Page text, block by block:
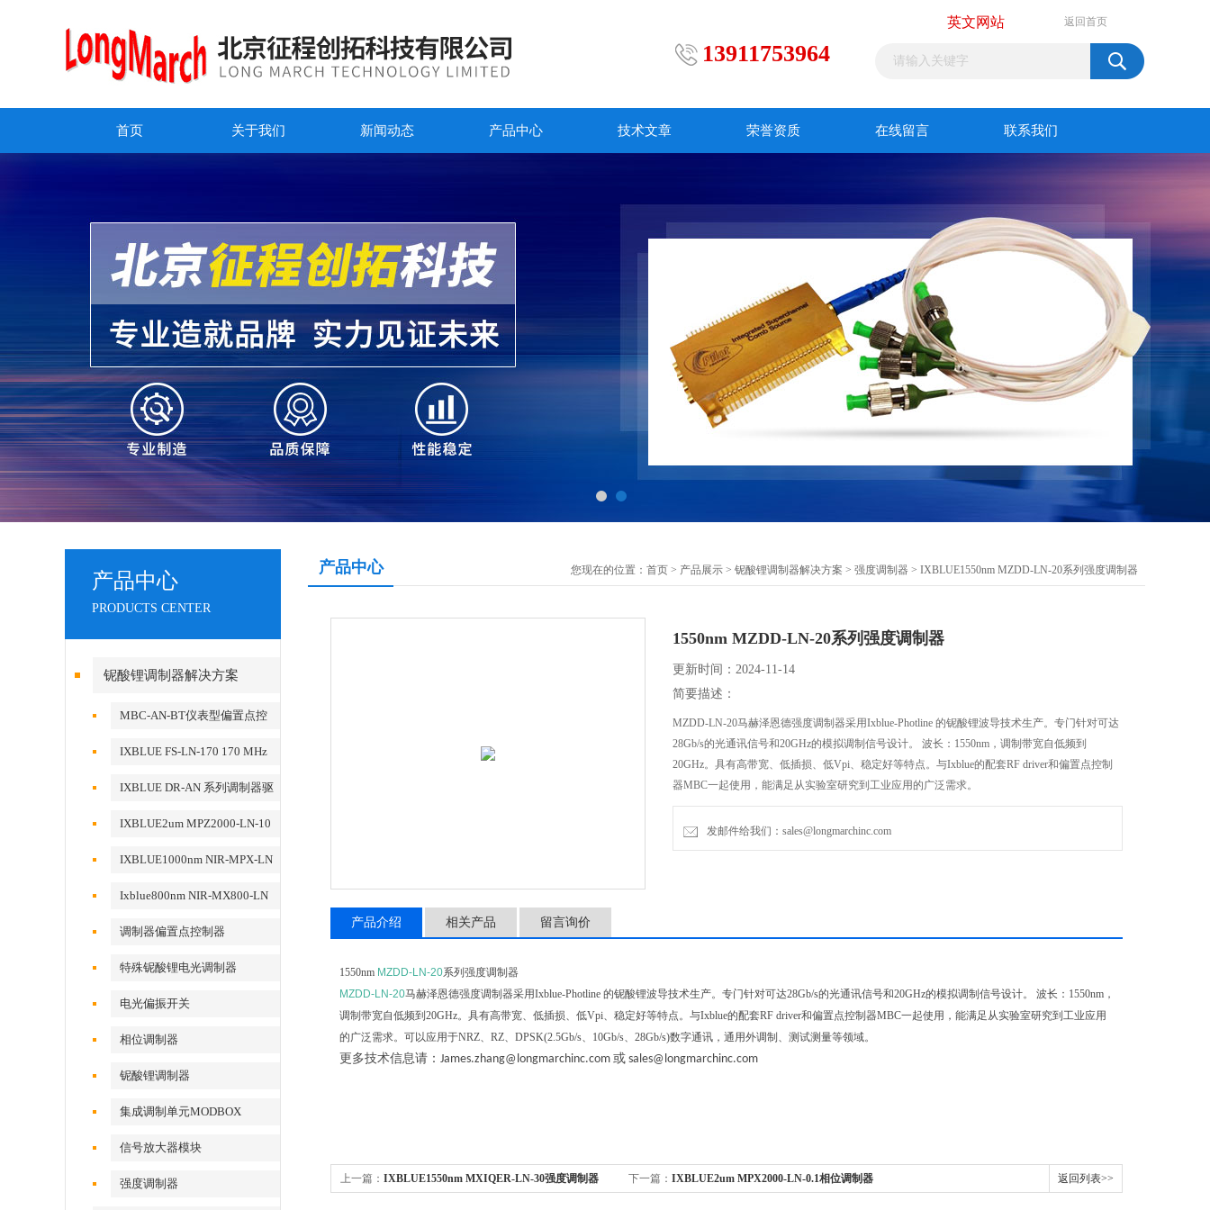
英文网站 返回首页
13911753964
首页 关于我们 新闻动态 产品中心 技术文章 荣誉资质 在线留言 联系我们
产品中心
PRODUCTS CENTER
铌酸锂调制器解决方案
MBC-AN-BT仪表型偏置点控
IXBLUE FS-LN-170 170 MHz
IXBLUE DR-AN 系列调制器驱
IXBLUE2um MPZ2000-LN-10
IXBLUE1000nm NIR-MPX-LN
Ixblue800nm NIR-MX800-LN
系列强度调制器
调制器偏置点控制器
特殊铌酸锂电光调制器
电光偏振开关
相位调制器
铌酸锂调制器
集成调制单元MODBOX
信号放大器模块
强度调制器
产品中心 您现在的位置： 首页 > 产品展示 > 铌酸锂调制器解决方案 > 强度调制器 > IXBLUE1550nm MZDD-LN-20系列强度调制器
1550nm MZDD-LN-20系列强度调制器
更新时间：2024-11-14
简要描述：
MZDD-LN-20马赫泽恩德强度调制器采用Ixblue-Photline 的铌酸锂波导技术生产。专门针对可达
28Gb/s的光通讯信号和20GHz的模拟调制信号设计。 波长：1550nm，调制带宽自低频到
20GHz。具有高带宽、低插损、低Vpi、稳定好等特点。与Ixblue的配套RF driver和偏置点控制
器MBC一起使用，能满足从实验室研究到工业应用的广泛需求。
发邮件给我们：sales@longmarchinc.com
产品介绍 相关产品 留言询价
1550nm MZDD-LN-20系列强度调制器
MZDD-LN-20马赫泽恩德强度调制器采用Ixblue-Photline 的铌酸锂波导技术生产。专门针对可达28Gb/s的光通讯信号和20GHz的模拟调制信号设计。 波长： 1550nm ，
调制带宽自低频到 20GHz。具有高带宽、低插损、低Vpi、稳定好等特点。与Ixblue的配套RF driver和偏置点控制器MBC一起使用，能满足从实验室研究到工业应用
的广泛需求。可以应用于NRZ、 RZ、 DPSK(2.5Gb/s、 10Gb/s、 28Gb/s)数字通讯，通用外调制、测试测量等领域。
更多技术信息请： James.zhang@longmarchinc.com 或 sales@longmarchinc.com
上一篇： IXBLUE1550nm MXIQER-LN-30强度调制器 下一篇： IXBLUE2um MPX2000-LN-0.1相位调制器 返回列表>>